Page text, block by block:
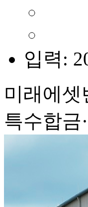
입력:
미래에셋
특수합금